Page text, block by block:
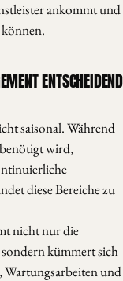
ankommt und
ENTSCHEIDEND
saisonal. Während
wird,
diese Bereiche zu
nicht nur die
kümmert sich
Wartungsarbeiten und